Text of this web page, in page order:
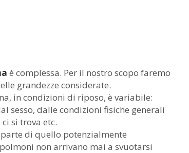
è complessa. Per il nostro scopo faremo
grandezze considerate.
in condizioni di riposo, è variabile:
sesso, dalle condizioni fisiche generali
si trova etc.
di quello potenzialmente
non arrivano mai a svuotarsi